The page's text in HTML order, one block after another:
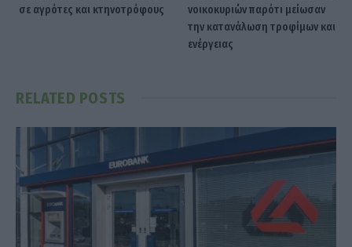
σε αγρότες και κτηνοτρόφους
νοικοκυριών παρότι μείωσαν
την κατανάλωση τροφίμων και
ενέργειας
RELATED POSTS